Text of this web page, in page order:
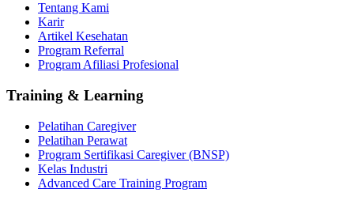
Tentang Kami
Karir
Artikel Kesehatan
Program Referral
Program Afiliasi Profesional
Training & Learning
Pelatihan Caregiver
Pelatihan Perawat
Program Sertifikasi Caregiver (BNSP)
Kelas Industri
Advanced Care Training Program